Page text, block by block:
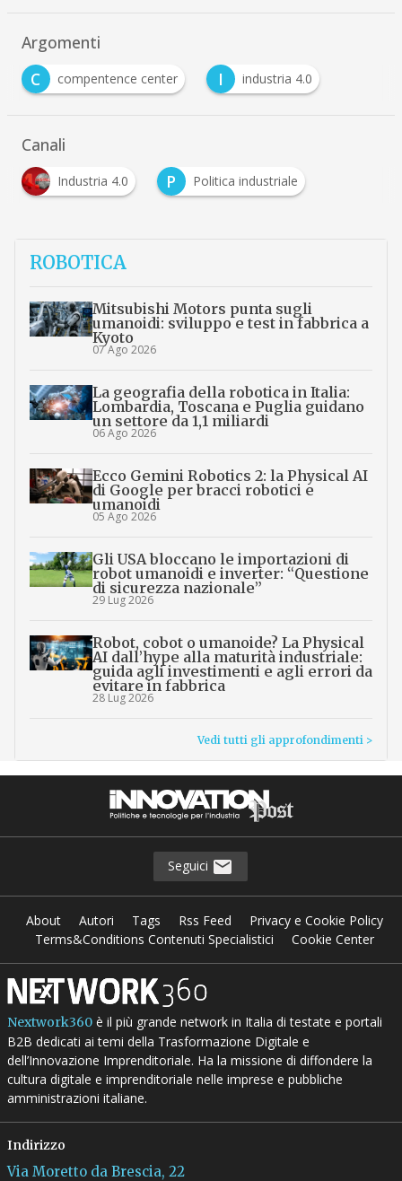
Argomenti
C
compentence center I industria 4.0
Canali
Industria 4.0 P Politica industriale
ROBOTICA
Mitsubishi Motors punta sugli
umanoidi: sviluppo e test in fabbrica a
Kyoto
07 Ago 2026
La geografia della robotica in Italia:
Lombardia, Toscana e Puglia guidano
un settore da 1,1 miliardi
06 Ago 2026
Ecco Gemini Robotics 2: la Physical AI
di Google per bracci robotici e
umanoidi
05 Ago 2026
Gli USA bloccano le importazioni di
robot umanoidi e inverter: “Questione
di sicurezza nazionale”
29 Lug 2026
Robot, cobot o umanoide? La Physical
AI dall’hype alla maturità industriale:
guida agli investimenti e agli errori da
evitare in fabbrica
28 Lug 2026
Vedi tutti gli approfondimenti >
Seguici
About Autori Tags Rss Feed
Privacy e Cookie Policy
Terms&Conditions Contenuti Specialistici
Cookie Center
Nextwork360è il più grande network in Italia di testate e portali
B2B dedicati ai temi della Trasformazione Digitale e
dell’Innovazione Imprenditoriale. Ha la missione di diffondere la
cultura digitale e imprenditoriale nelle imprese e pubbliche
amministrazioni italiane.
Indirizzo
Via Moretto da Brescia, 22